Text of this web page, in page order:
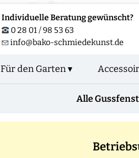
Individuelle Beratung gewünscht?
0 28 01 / 98 53 63
info@bako-schmiedekunst.de
Für den Garten ▾
Alle